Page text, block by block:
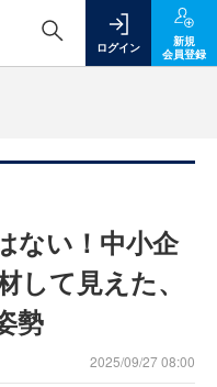
ログイン
新規
会員登録
ない！中小企
して見えた、
勢
2025/09/27 08:00